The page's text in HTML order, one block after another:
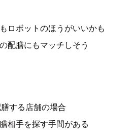
ロボットのほうがいいかも
配膳にもマッチしそう
する店舗の場合
相手を探す手間がある